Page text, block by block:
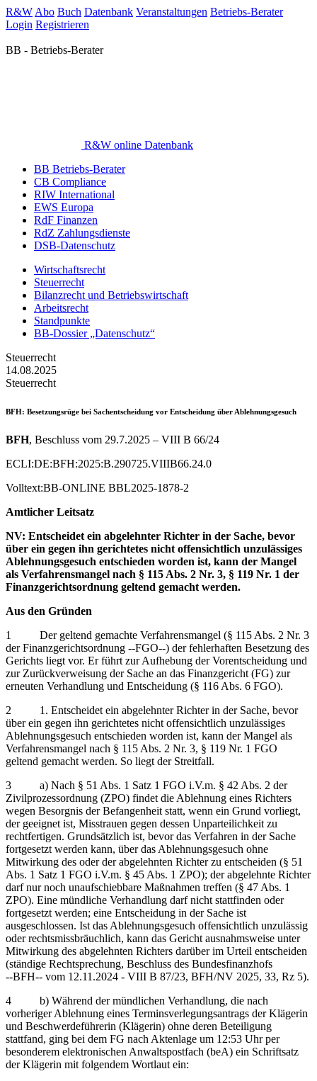
R&W Abo Buch Datenbank Veranstaltungen Betriebs-Berater
Login Registrieren
BB - Betriebs-Berater
R&W online Datenbank
BB Betriebs-Berater
CB Compliance
RIW International
EWS Europa
RdF Finanzen
RdZ Zahlungsdienste
DSB-Datenschutz
Wirtschaftsrecht
Steuerrecht
Bilanzrecht und Betriebswirtschaft
Arbeitsrecht
Standpunkte
BB-Dossier „Datenschutz“
Steuerrecht
14.08.2025
Steuerrecht
BFH: Besetzungsrüge bei Sachentscheidung vor Entscheidung über Ablehnungsgesuch
BFH, Beschluss vom 29.7.2025 – VIII B 66/24
ECLI:DE:BFH:2025:B.290725.VIIIB66.24.0
Volltext:BB-ONLINE BBL2025-1878-2
Amtlicher Leitsatz
NV: Entscheidet ein abgelehnter Richter in der Sache, bevor
über ein gegen ihn gerichtetes nicht offensichtlich unzulässiges
Ablehnungsgesuch entschieden worden ist, kann der Mangel
als Verfahrensmangel nach § 115 Abs. 2 Nr. 3, § 119 Nr. 1 der
Finanzgerichtsordnung geltend gemacht werden.
Aus den Gründen
1 Der geltend gemachte Verfahrensmangel (§ 115 Abs. 2 Nr. 3
der Finanzgerichtsordnung ‑‑FGO‑‑) der fehlerhaften Besetzung des
Gerichts liegt vor. Er führt zur Aufhebung der Vorentscheidung und
zur Zurückverweisung der Sache an das Finanzgericht (FG) zur
erneuten Verhandlung und Entscheidung (§ 116 Abs. 6 FGO).
2 1. Entscheidet ein abgelehnter Richter in der Sache, bevor
über ein gegen ihn gerichtetes nicht offensichtlich unzulässiges
Ablehnungsgesuch entschieden worden ist, kann der Mangel als
Verfahrensmangel nach § 115 Abs. 2 Nr. 3, § 119 Nr. 1 FGO
geltend gemacht werden. So liegt der Streitfall.
3 a) Nach § 51 Abs. 1 Satz 1 FGO i.V.m. § 42 Abs. 2 der
Zivilprozessordnung (ZPO) findet die Ablehnung eines Richters
wegen Besorgnis der Befangenheit statt, wenn ein Grund vorliegt,
der geeignet ist, Misstrauen gegen dessen Unparteilichkeit zu
rechtfertigen. Grundsätzlich ist, bevor das Verfahren in der Sache
fortgesetzt werden kann, über das Ablehnungsgesuch ohne
Mitwirkung des oder der abgelehnten Richter zu entscheiden (§ 51
Abs. 1 Satz 1 FGO i.V.m. § 45 Abs. 1 ZPO); der abgelehnte Richter
darf nur noch unaufschiebbare Maßnahmen treffen (§ 47 Abs. 1
ZPO). Eine mündliche Verhandlung darf nicht stattfinden oder
fortgesetzt werden; eine Entscheidung in der Sache ist
ausgeschlossen. Ist das Ablehnungsgesuch offensichtlich unzulässig
oder rechtsmissbräuchlich, kann das Gericht ausnahmsweise unter
Mitwirkung des abgelehnten Richters darüber im Urteil entscheiden
(ständige Rechtsprechung, Beschluss des Bundesfinanzhofs
‑‑BFH‑‑ vom 12.11.2024 - VIII B 87/23, BFH/NV 2025, 33, Rz 5).
4 b) Während der mündlichen Verhandlung, die nach
vorheriger Ablehnung eines Terminsverlegungsantrags der Klägerin
und Beschwerdeführerin (Klägerin) ohne deren Beteiligung
stattfand, ging bei dem FG nach Aktenlage um 12:53 Uhr per
besonderem elektronischen Anwaltspostfach (beA) ein Schriftsatz
der Klägerin mit folgendem Wortlaut ein: